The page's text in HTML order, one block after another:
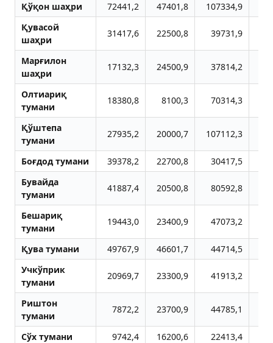
Қўқон шаҳри 72441,2 47401,8 107334,9
Қувасой
шаҳри
31417,6 22500,8 39731,9
Марғилон
шаҳри
17132,3 24500,9 37814,2
Олтиариқ
тумани
18380,8 8100,3 70314,3
Қўштепа
тумани
27935,2 20000,7 107112,3
Боғдод тумани 39378,2 22700,8 30417,5
Бувайда
тумани
41887,4 20500,8 80592,8
Бешариқ
тумани
19443,0 23400,9 47073,2
Қува тумани 49767,9 46601,7 44714,5
Учкўприк
тумани
20969,7 23300,9 41913,2
Риштон
тумани
7872,2 23700,9 44785,1
Сўх тумани 9742,4 16200,6 22413,4